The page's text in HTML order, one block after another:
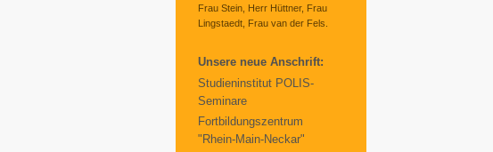
Frau Stein, Herr Hüttner, Frau
Lingstaedt, Frau van der Fels.
Unsere neue Anschrift:
Studieninstitut POLIS-
Seminare
Fortbildungszentrum
"Rhein-Main-Neckar"